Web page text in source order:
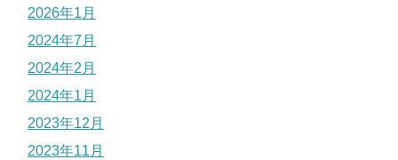
2026年1月
2024年7月
2024年2月
2024年1月
2023年12月
2023年11月